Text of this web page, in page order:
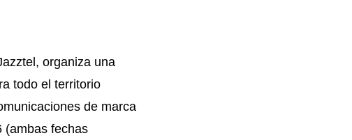
organiza una
todo el territorio
de marca
(ambas fechas